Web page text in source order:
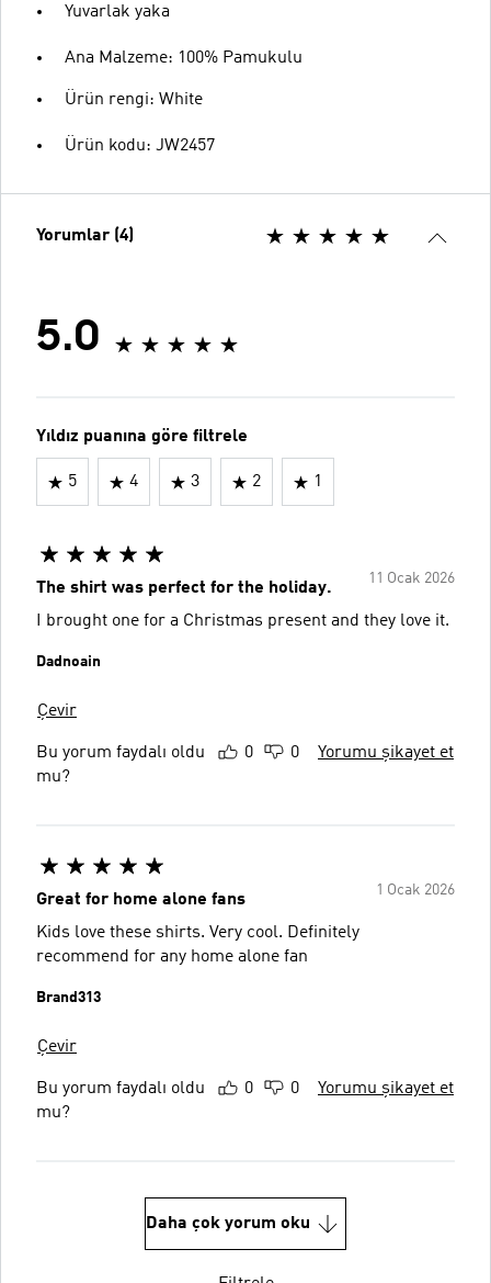
Yuvarlak yaka
Ana Malzeme: 100% Pamukulu
Ürün rengi: White
Ürün kodu: JW2457
Yorumlar (4)
5.0
Yıldız puanına göre filtrele
5 4 3 2 1
11 Ocak 2026
The shirt was perfect for the holiday.
I brought one for a Christmas present and they love it.
Dadnoain
Çevir
Bu yorum faydalı oldu
mu?
0 0 Yorumu şikayet et
1 Ocak 2026
Great for home alone fans
Kids love these shirts. Very cool. Definitely
recommend for any home alone fan
Brand313
Çevir
Bu yorum faydalı oldu
mu?
0 0 Yorumu şikayet et
Daha çok yorum oku